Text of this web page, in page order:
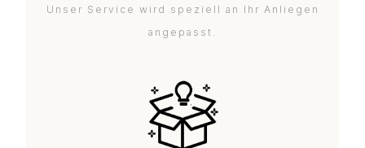
Unser Service wird speziell an Ihr Anliegen
angepasst.